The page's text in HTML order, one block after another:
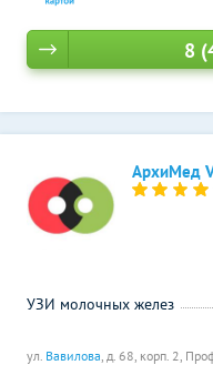
8
АрхиМед
ул. Вавилова, д. 68, корп. 2,
УЗИ молочных желез